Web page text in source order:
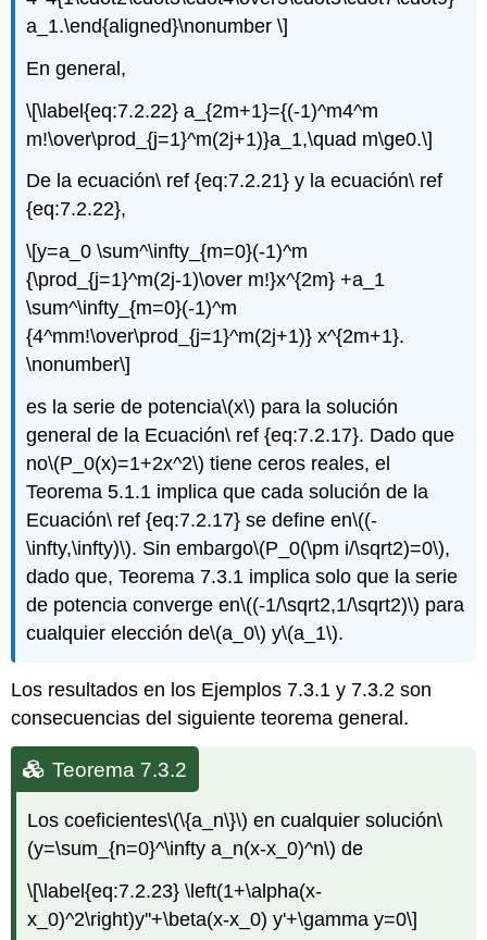
a_1.\end{aligned}\nonumber \]
En general,
\[\label{eq:7.2.22} a_{2m+1}={(-1)^m4^m
m!\over\prod_{j=1}^m(2j+1)}a_1,\quad m\ge0.\]
De la ecuación\ ref {eq:7.2.21} y la ecuación\ ref
{eq:7.2.22},
\[y=a_0 \sum^\infty_{m=0}(-1)^m
{\prod_{j=1}^m(2j-1)\over m!}x^{2m} +a_1
\sum^\infty_{m=0}(-1)^m
{4^mm!\over\prod_{j=1}^m(2j+1)} x^{2m+1}.
\nonumber\]
es la serie de potencia\(x\) para la solución
general de la Ecuación\ ref {eq:7.2.17}. Dado que
no\(P_0(x)=1+2x^2\) tiene ceros reales, el
Teorema 5.1.1 implica que cada solución de la
Ecuación\ ref {eq:7.2.17} se define en\((-
\infty,\infty)\). Sin embargo\(P_0(\pm i/\sqrt2)=0\),
dado que, Teorema 7.3.1 implica solo que la serie
de potencia converge en\((-1/\sqrt2,1/\sqrt2)\) para
cualquier elección de\(a_0\) y\(a_1\).
Los resultados en los Ejemplos 7.3.1 y 7.3.2 son
consecuencias del siguiente teorema general.
Teorema 7.3.2
Los coeficientes\(\{a_n\}\) en cualquier solución\
(y=\sum_{n=0}^\infty a_n(x-x_0)^n\) de
\[\label{eq:7.2.23} \left(1+\alpha(x-
x_0)^2\right)y''+\beta(x-x_0) y'+\gamma y=0\]